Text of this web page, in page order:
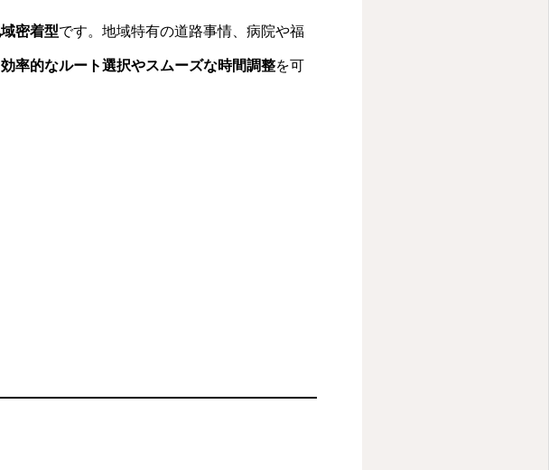
密着型です。地域特有の道路事情、病院や福
効率的なルート選択やスムーズな時間調整を可